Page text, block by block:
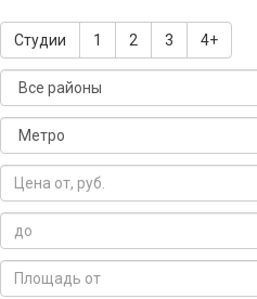
Студии 1 2 3 4+